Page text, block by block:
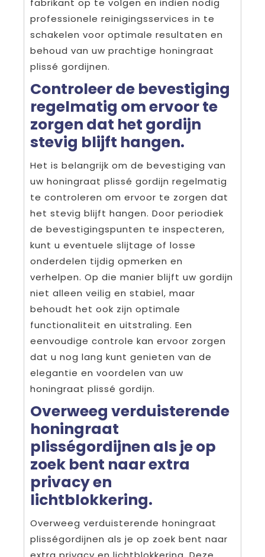
fabrikant op te volgen en indien nodig
professionele reinigingsservices in te
schakelen voor optimale resultaten en
behoud van uw prachtige honingraat
plissé gordijnen.
Controleer de bevestiging
regelmatig om ervoor te
zorgen dat het gordijn
stevig blijft hangen.
Het is belangrijk om de bevestiging van
uw honingraat plissé gordijn regelmatig
te controleren om ervoor te zorgen dat
het stevig blijft hangen. Door periodiek
de bevestigingspunten te inspecteren,
kunt u eventuele slijtage of losse
onderdelen tijdig opmerken en
verhelpen. Op die manier blijft uw gordijn
niet alleen veilig en stabiel, maar
behoudt het ook zijn optimale
functionaliteit en uitstraling. Een
eenvoudige controle kan ervoor zorgen
dat u nog lang kunt genieten van de
elegantie en voordelen van uw
honingraat plissé gordijn.
Overweeg verduisterende
honingraat
plisségordijnen als je op
zoek bent naar extra
privacy en
lichtblokkering.
Overweeg verduisterende honingraat
plisségordijnen als je op zoek bent naar